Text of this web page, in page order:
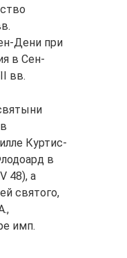
Дени при
в Сен-
вв.
Куртис-
в
48), а
святого,
имп.